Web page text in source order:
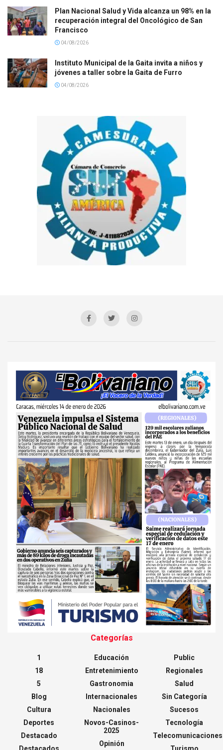
Plan Nacional Salud y Vida alcanza un 98% en la
recuperación integral del Oncológico de San
Francisco
04/08/2026
Instituto Municipal de la Gaita invita a niños y
jóvenes a taller sobre la Gaita de Furro
04/08/2026
Categorías
1
18
5
Blog
Cultura
Deportes
Destacado
Destacados
Educación
Entretenimiento
Gastronomia
Internacionales
Nacionales
Novos-Casinos-
2025
Opinión
Public
Regionales
Salud
Sin Categoría
Sucesos
Tecnología
Telecomunicaciones
Turismo